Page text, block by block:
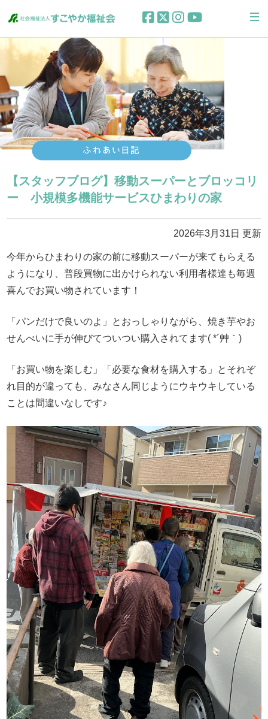
【スタッフブログ】移動スーパーとブロッコリ
ー 小規模多機能サービスひまわりの家
2026年3月31日 更新
今年からひまわりの家の前に移動スーパーが来てもらえる
ようになり、普段買物に出かけられない利用者様達も毎週
喜んでお買い物されています！
「パンだけで良いのよ」とおっしゃりながら、焼き芋やお
せんべいに手が伸びてついつい購入されてます( *´艸｀)
「お買い物を楽しむ」「必要な食材を購入する」とそれぞ
れ目的が違っても、みなさん同じようにウキウキしている
ことは間違いなしです♪